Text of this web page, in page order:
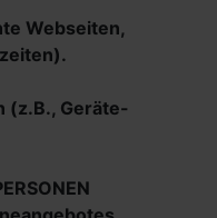
Webseiten,
(z.B., Geräte-